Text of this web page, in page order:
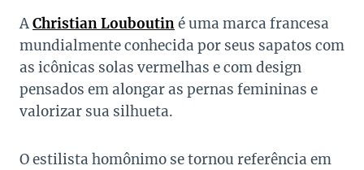
AChristian Louboutiné uma marca francesa
mundialmente conhecida por seus sapatos com
as icônicas solas vermelhas e com design
pensados em alongar as pernas femininas e
valorizar sua silhueta.
O estilista homônimo se tornou referência em